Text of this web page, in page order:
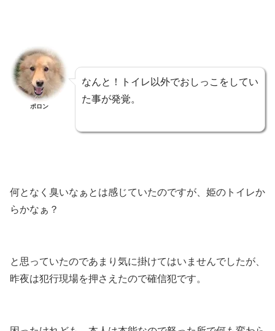
ポロン
なんと！トイレ以外でおしっこをしてい
た事が発覚。
何となく臭いなぁとは感じていたのですが、姫のトイレか
らかなぁ？
と思っていたのであまり気に掛けてはいませんでしたが、
昨夜は犯行現場を押さえたので確信犯です。